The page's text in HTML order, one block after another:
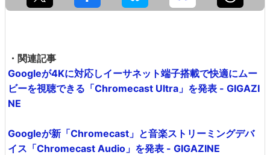
・関連記事
Googleが4Kに対応しイーサネット端子搭載で快適にムー
ビーを視聴できる「Chromecast Ultra」を発表 - GIGAZI
NE
Googleが新「Chromecast」と音楽ストリーミングデバ
イス「Chromecast Audio」を発表 - GIGAZINE